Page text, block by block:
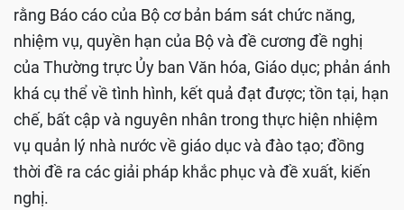
rằng Báo cáo của Bộ cơ bản bám sát chức năng,
nhiệm vụ, quyền hạn của Bộ và đề cương đề nghị
của Thường trực Ủy ban Văn hóa, Giáo dục; phản ánh
khá cụ thể về tình hình, kết quả đạt được; tồn tại, hạn
chế, bất cập và nguyên nhân trong thực hiện nhiệm
vụ quản lý nhà nước về giáo dục và đào tạo; đồng
thời đề ra các giải pháp khắc phục và đề xuất, kiến
nghị.